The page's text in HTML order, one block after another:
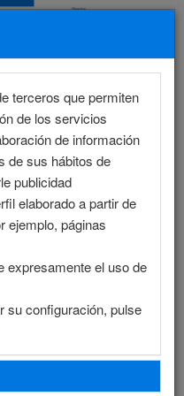
terceros que permiten
de los servicios
de información
de sus hábitos de
publicidad
elaborado a partir de
ejemplo, páginas
expresamente el uso de
su configuración, pulse